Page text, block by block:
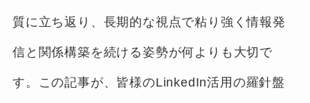
質に立ち返り、長期的な視点で粘り強く情報発
信と関係構築を続ける姿勢が何よりも大切で
す。この記事が、皆様のLinkedIn活用の羅針盤